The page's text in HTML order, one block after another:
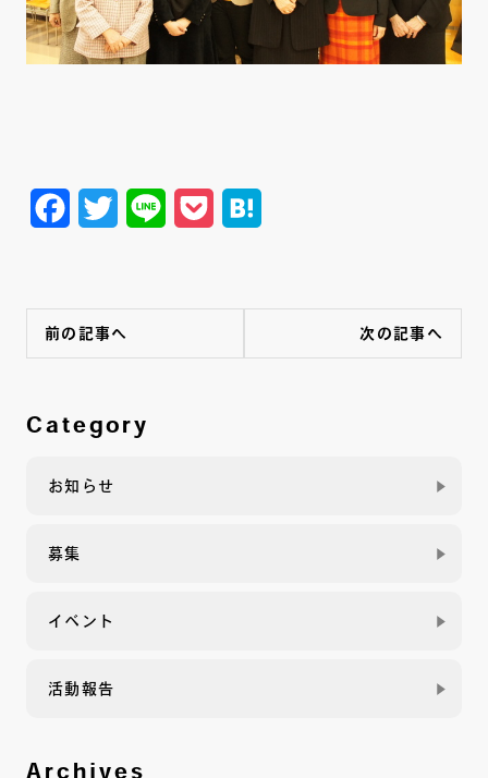
Facebook
TwitterLine Pocket
前の記事へ 次の記事へ
Category
お知らせ
募集
イベント
活動報告
Archives